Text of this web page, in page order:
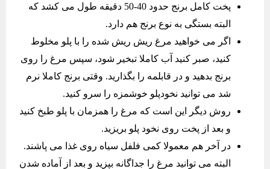
پخت کامل برنج حدود 40-50 دقیقه طول می کشد که
البته بستگی به نوع برنج هم دارد.
اگر می خواهید مرغ ریش ریش شده را با پلو مخلوط
کنید، صبر کنید آب کاملا تبخیر شود، سپس مرغ را روی
برنج بدهید و در قابلمه را بگذارید. وقتی برنج کاملا نرم
شد می توانید نخودپلو خوشمزه را سرو کنید.
روش دیگر این است که مرغ را همزمان با پلو طبخ کنید
و بعد از پخت روی نخود پلو بریزید.
در آخر هم معمولا کمی فلفل سیاه روی غذا می پاشند.
البته می توانید مرغ را جداگانه بپزید و بعد از آماده شدن